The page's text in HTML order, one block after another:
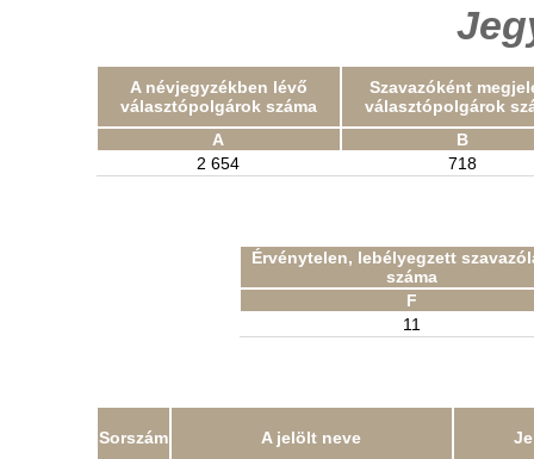
A névjegyzékben lévő
választópolgárok száma
Szavazóként
választópolgárok
A
B
2 654
718
Érvénytelen, lebélyegzett
száma
F
11
Sorszám A jelölt neve